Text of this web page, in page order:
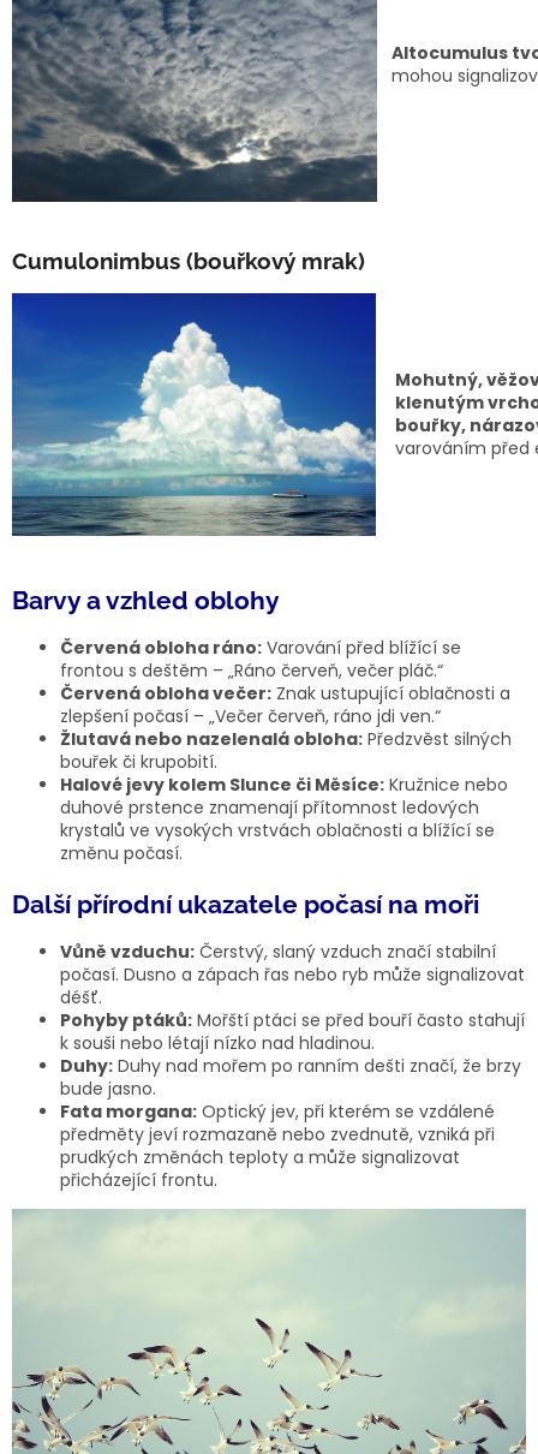
Altocumulus
mohou
Cumulonimbus (bouřkový mrak)
Mohutný,
klenutým
bouřky,
varováním před
Barvy a vzhled oblohy
Červená obloha ráno: Varování před blížící se
frontou s deštěm – „Ráno červeň, večer pláč.“
Červená obloha večer: Znak ustupující oblačnosti a
zlepšení počasí – „Večer červeň, ráno jdi ven.“
Žlutavá nebo nazelenalá obloha: Předzvěst silných
bouřek či krupobití.
Halové jevy kolem Slunce či Měsíce: Kružnice nebo
duhové prstence znamenají přítomnost ledových
krystalů ve vysokých vrstvách oblačnosti a blížící se
změnu počasí.
Další přírodní ukazatele počasí na moři
Vůně vzduchu: Čerstvý, slaný vzduch značí stabilní
počasí. Dusno a zápach řas nebo ryb může signalizovat
déšť.
Pohyby ptáků: Mořští ptáci se před bouří často stahují
k souši nebo létají nízko nad hladinou.
Duhy: Duhy nad mořem po ranním dešti značí, že brzy
bude jasno.
Fata morgana: Optický jev, při kterém se vzdálené
předměty jeví rozmazaně nebo zvednutě, vzniká při
prudkých změnách teploty a může signalizovat
přicházející frontu.